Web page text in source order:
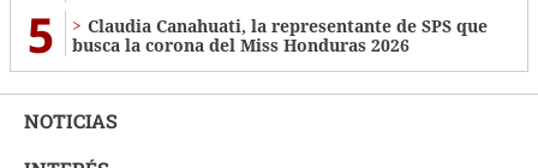
5
Claudia Canahuati, la representante de SPS que
busca la corona del Miss Honduras 2026
NOTICIAS